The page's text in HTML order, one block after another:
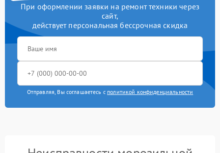
При оформлении заявки на ремонт техники через
сайт,
действует персональная бессрочная скидка
Отправляя, Вы соглашаетесь с политикой конфиденциальности